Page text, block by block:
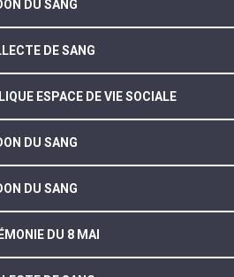
DU SANG
DE SANG
ESPACE DE VIE SOCIALE
DU SANG
DU SANG
DU 8 MAI